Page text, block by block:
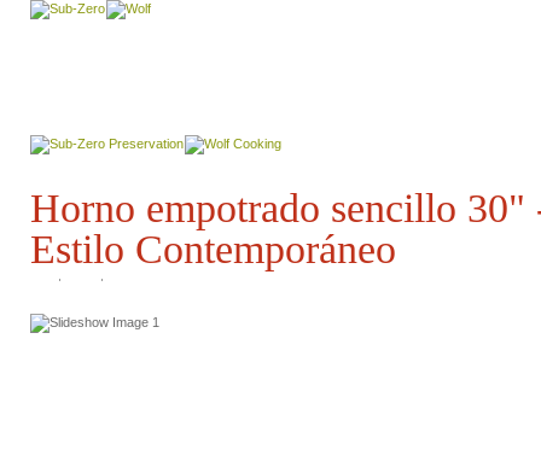
Horno empotrado sencillo 30"
Estilo Contemporáneo
/>